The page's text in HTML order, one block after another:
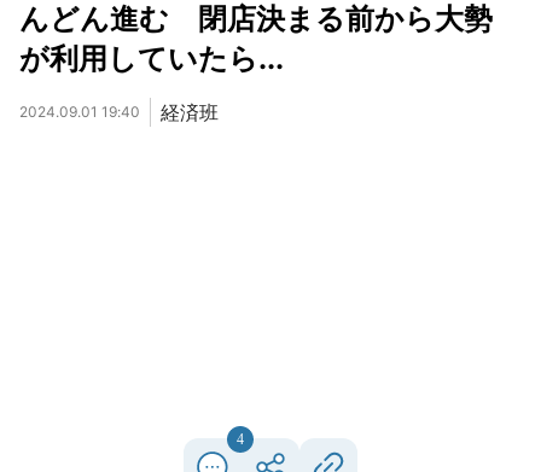
んどん進む 閉店決まる前から大勢
が利用していたら...
2024.09.01 19:40 経済班
4